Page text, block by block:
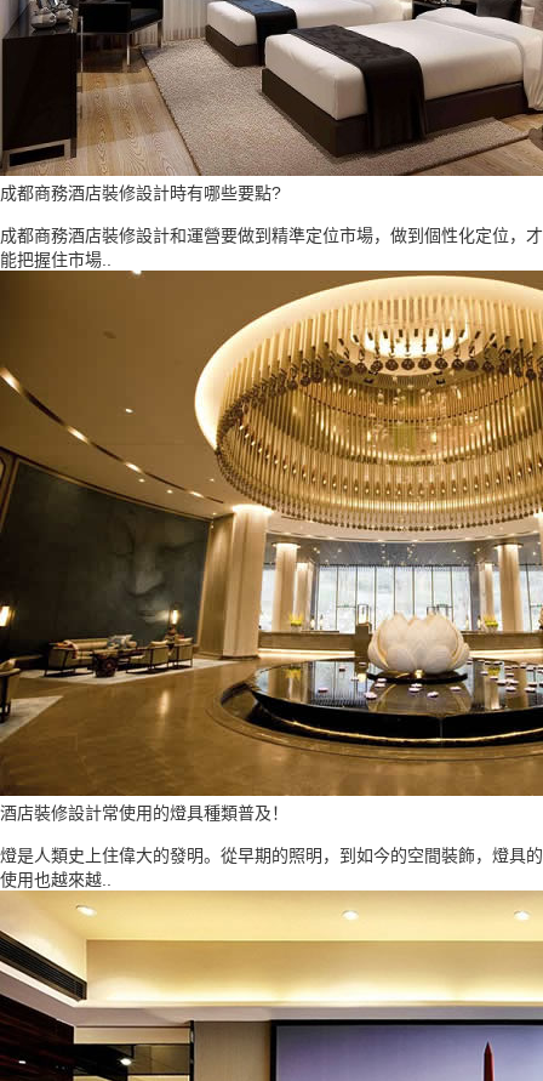
成都商務酒店裝修設計時有哪些要點?
成都商務酒店裝修設計和運營要做到精準定位市場，做到個性化定位，才
能把握住市場..
酒店裝修設計常使用的燈具種類普及！
燈是人類史上住偉大的發明。從早期的照明，到如今的空間裝飾，燈具的
使用也越來越..